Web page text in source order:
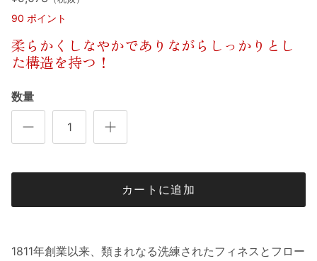
90 ポイント
柔らかくしなやかでありながらしっかりとし
た構造を持つ！
数量
カートに追加
1811年創業以来、類まれなる洗練されたフィネスとフロー